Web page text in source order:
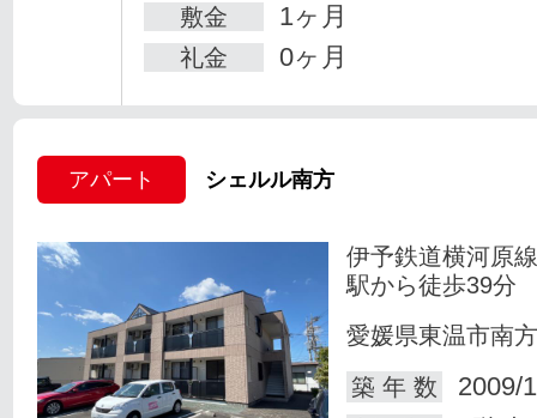
敷金 1ヶ月
礼金 0ヶ月
アパート シェルル南方
伊予鉄道横河原
駅から徒歩39分
愛媛県東温市南方
築 年 数
2009/